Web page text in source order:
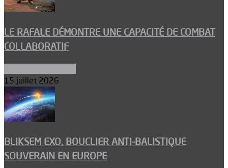
LE RAFALE DÉMONTRE UNE CAPACITÉ DE COMBAT
COLLABORATIF
15 juillet 2026
BLIKSEM EXO, BOUCLIER ANTI-BALISTIQUE
SOUVERAIN EN EUROPE